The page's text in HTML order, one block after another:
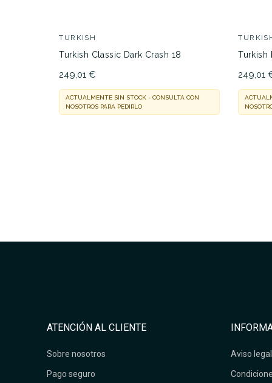
TURKISH
Turkish Classic Dark Crash 18
249,01 €
ACTUALMENTE SIN STOCK - CONSULTA CON
NOSOTROS PARA PEDIRLO
Turkish
249,01
ATENCIÓN AL CLIENTE
Sobre nosotros
Pago seguro
Aviso legal